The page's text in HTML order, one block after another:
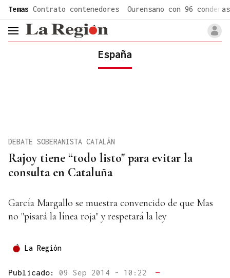
Temas Contrato contenedores Ourensano con 96 condenas
header.menu.open
España
Rajoy tiene “todo listo" para evitar la
consulta en Cataluña
DEBATE SOBERANISTA CATALÁN
García Margallo se muestra convencido de que Mas
no "pisará la línea roja" y respetará la ley
La Región
Publicado: 09 Sep 2014 - 10:22
—